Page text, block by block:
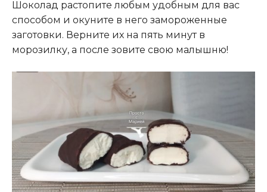
Шоколад растопите любым удобным для вас
способом и окуните в него замороженные
заготовки. Верните их на пять минут в
морозилку, а после зовите свою малышню!